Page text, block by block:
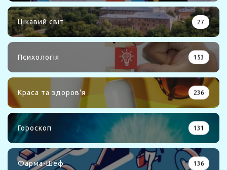
Цікавий світ 27
Психологія 153
Краса та здоров'я 236
Гороскоп 131
Фарма-Шеф 136